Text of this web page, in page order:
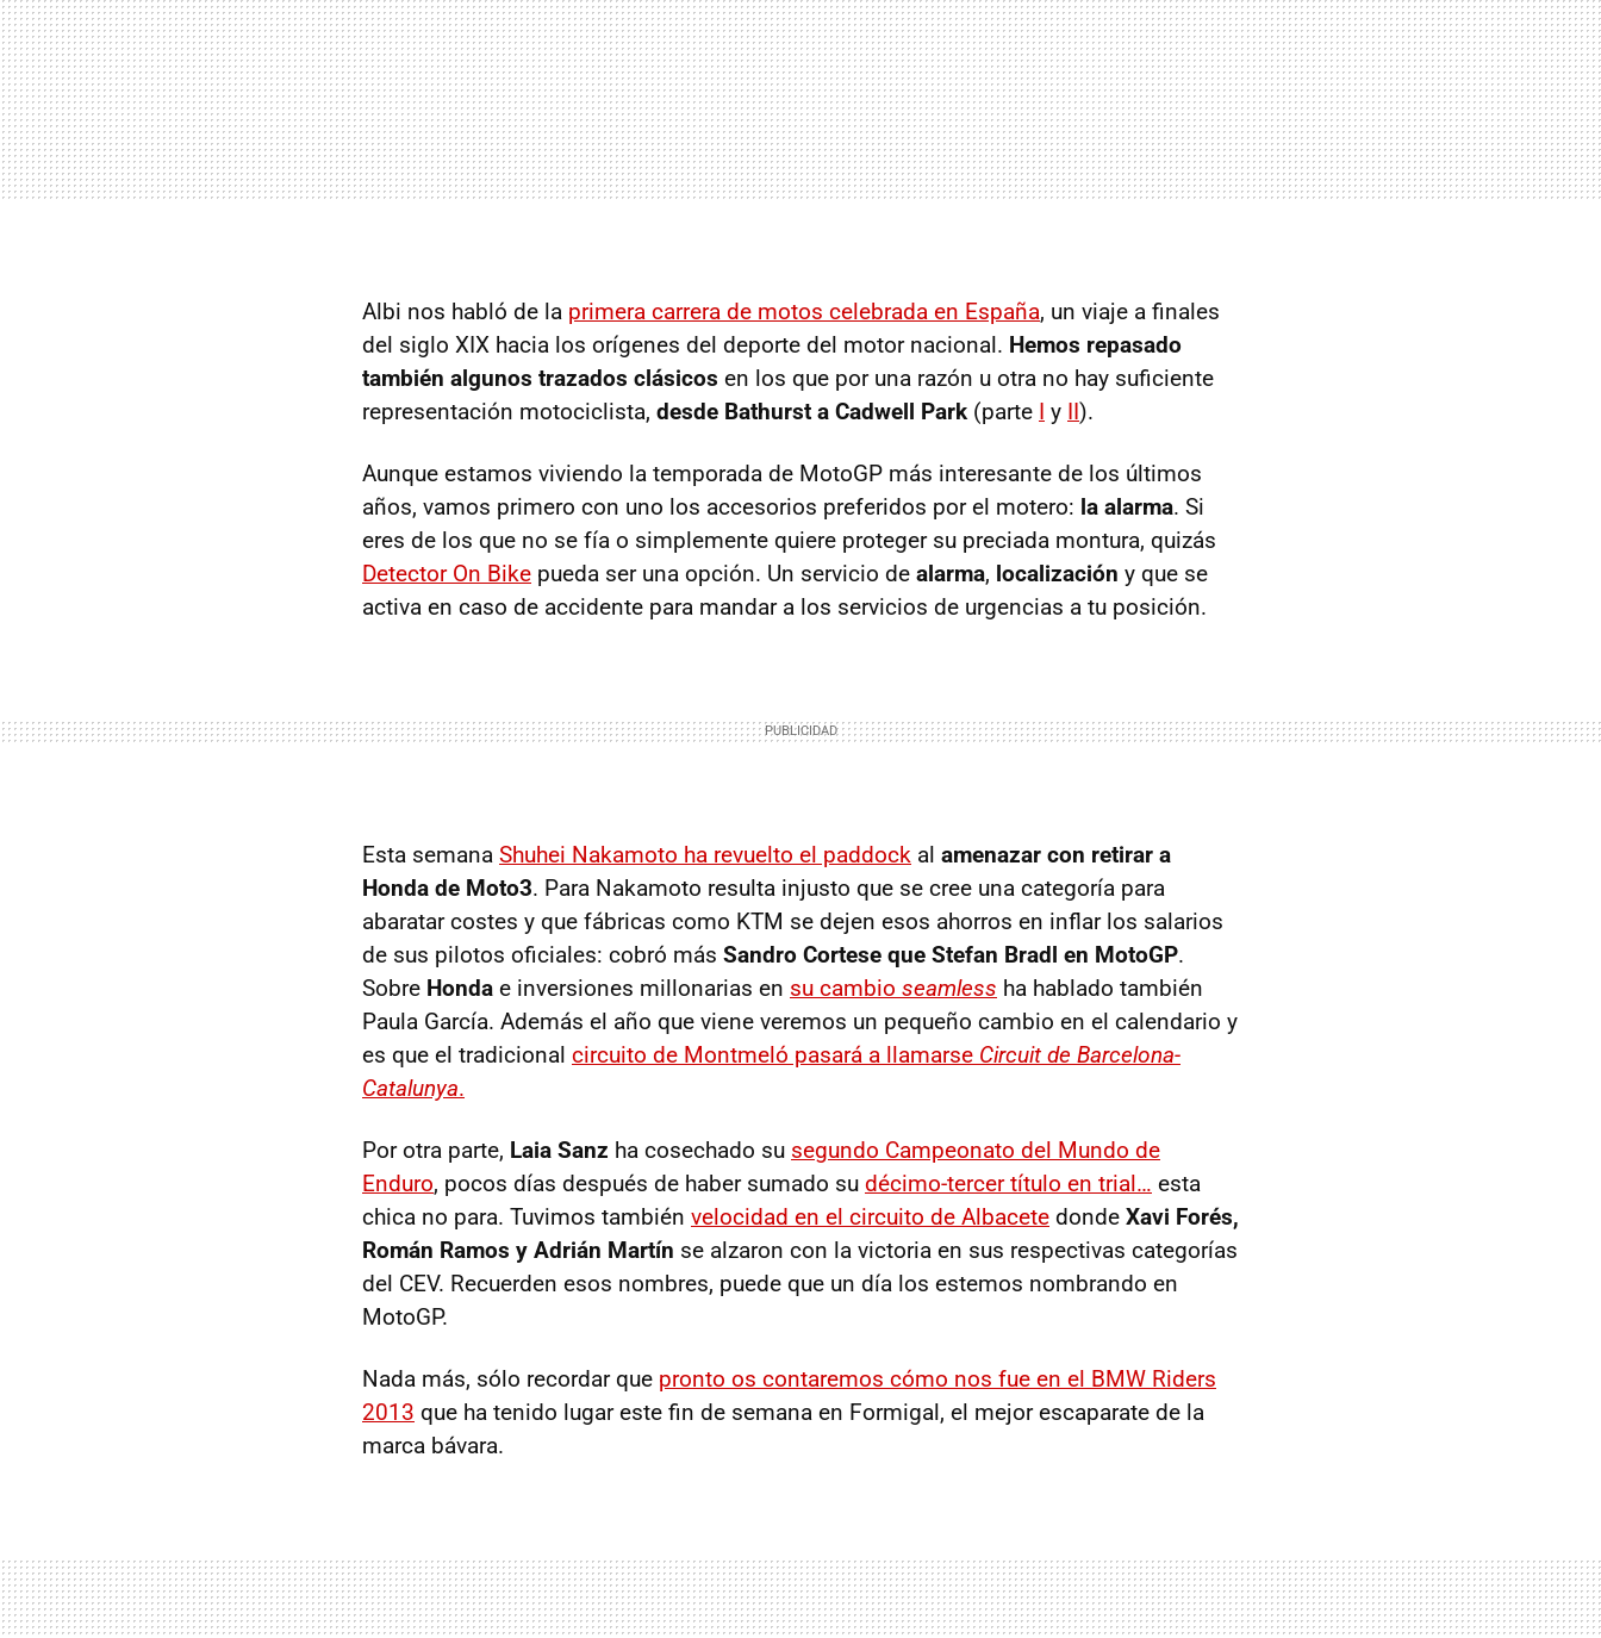
Albi nos habló de la primera carrera de motos celebrada en España, un viaje a finales
del siglo XIX hacia los orígenes del deporte del motor nacional. Hemos repasado
también algunos trazados clásicos en los que por una razón u otra no hay suficiente
representación motociclista, desde Bathurst a Cadwell Park (parte I y II).
Aunque estamos viviendo la temporada de MotoGP más interesante de los últimos
años, vamos primero con uno los accesorios preferidos por el motero: la alarma. Si
eres de los que no se fía o simplemente quiere proteger su preciada montura, quizás
Detector On Bike pueda ser una opción. Un servicio de alarma, localización y que se
activa en caso de accidente para mandar a los servicios de urgencias a tu posición.
Esta semana Shuhei Nakamoto ha revuelto el paddock al amenazar con retirar a
Honda de Moto3. Para Nakamoto resulta injusto que se cree una categoría para
abaratar costes y que fábricas como KTM se dejen esos ahorros en inflar los salarios
de sus pilotos oficiales: cobró más Sandro Cortese que Stefan Bradl en MotoGP.
Sobre Honda e inversiones millonarias en su cambio seamless ha hablado también
Paula García. Además el año que viene veremos un pequeño cambio en el calendario y
es que el tradicional circuito de Montmeló pasará a llamarse Circuit de Barcelona-
Catalunya.
Por otra parte, Laia Sanz ha cosechado su segundo Campeonato del Mundo de
Enduro, pocos días después de haber sumado su décimo-tercer título en trial… esta
chica no para. Tuvimos también velocidad en el circuito de Albacete donde Xavi Forés,
Román Ramos y Adrián Martín se alzaron con la victoria en sus respectivas categorías
del CEV. Recuerden esos nombres, puede que un día los estemos nombrando en
MotoGP.
Nada más, sólo recordar que pronto os contaremos cómo nos fue en el BMW Riders
2013 que ha tenido lugar este fin de semana en Formigal, el mejor escaparate de la
marca bávara.